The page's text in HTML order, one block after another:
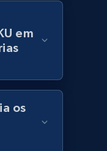
Final
agora
em
os